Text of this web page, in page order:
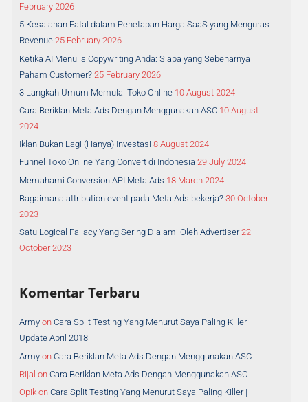
f
o
r
:
February 2026
5 Kesalahan Fatal dalam Penetapan Harga SaaS yang Menguras
Revenue 25 February 2026
Ketika AI Menulis Copywriting Anda: Siapa yang Sebenarnya
Paham Customer? 25 February 2026
3 Langkah Umum Memulai Toko Online 10 August 2024
Cara Beriklan Meta Ads Dengan Menggunakan ASC 10 August
2024
Iklan Bukan Lagi (Hanya) Investasi 8 August 2024
Funnel Toko Online Yang Convert di Indonesia 29 July 2024
Memahami Conversion API Meta Ads 18 March 2024
Bagaimana attribution event pada Meta Ads bekerja? 30 October
2023
Satu Logical Fallacy Yang Sering Dialami Oleh Advertiser 22
October 2023
Komentar Terbaru
Army onCara Split Testing Yang Menurut Saya Paling Killer |
Update April 2018
Army onCara Beriklan Meta Ads Dengan Menggunakan ASC
Rijal onCara Beriklan Meta Ads Dengan Menggunakan ASC
Opik onCara Split Testing Yang Menurut Saya Paling Killer |